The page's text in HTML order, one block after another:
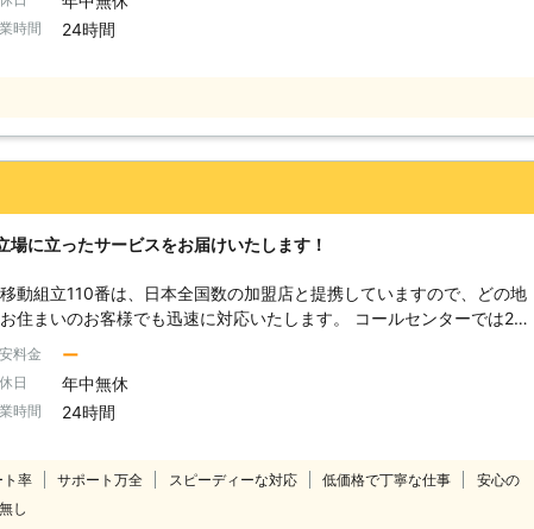
料金に挑戦しております！お見積もりは無料ですので、どうぞお気軽
ください。 【家具の組立は案外難しいです】 家具をインタ
、小さい文字であったりして見逃してしまう事もあるでしょう。そう
とで、いざ注文の商品が配送されてきて、梱包を解いてみたら「パー
てしまいがちです。家具の組立は作業に慣れている方でしたらある程
ーズに行う事ができますが、初めての組立の場合には完成までにかな
時間を要しますし、出来上がりに不安も出てきます。 【家具の組
動お任せください！】 便利屋マルエムでは、こんな時のお助け隊と
具組立をお客様の替わりに引き受けます。せっかく買った家具が、部
まま放置されている、なんていう悲しい事にならないように、きちんと
いたします。また、ご自身で組み立てられたときに心配なのが組立の
ジの締めが弱かったり、歪んでいたりすることで使用時に破損などが
しまう事です。東海地震がいつ来るか分からないこの地域では、防災
時間 24時間
に立ったサービスをお届けいたします！
動組立110番は、日本全国数の加盟店と提携していますので、どの地
まいのお客様でも迅速に対応いたします。 コールセンターでは24
365日年中無休でお電話を受け付けています。 深夜でも早朝でもお客
合の良い時間帯にいつでもお電話ください。 コールセンターのスタ
客様のお悩みをお聞きします。 「お部屋の模様替えをしたいけ
具が重くて大変なので手伝ってほしい」 「説明書を見ても家具の組
お悩みのお客様はぜひ家具移動組立110番をご利用ください。 大きくて
大変だった家具も、組立が難しくてできなかったという家具も、実績
ランが迅速に解決します。 家具移動組立110番では、家具の組立
料金 ー
日 年中無休
時間 24時間
ト率 サポート万全 スピーディーな対応 低価格で丁寧な仕事
安心の
し